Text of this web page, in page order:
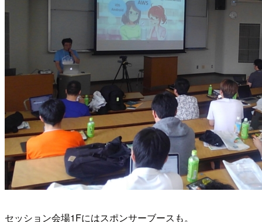
セッション会場1Fにはスポンサーブースも。